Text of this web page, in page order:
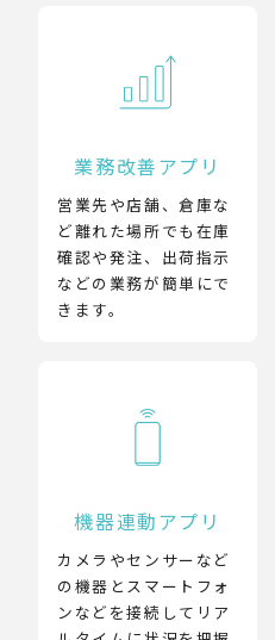
業務改善アプリ
営業先や店舗、倉庫な
ど離れた場所でも在庫
確認や発注、出荷指示
などの業務が簡単にで
きます。
機器連動アプリ
カメラやセンサーなど
の機器とスマートフォ
ンなどを接続してリア